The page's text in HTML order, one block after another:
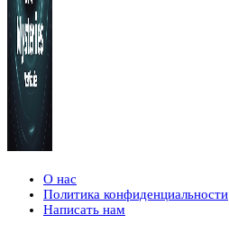
О нас
Политика конфиденциальности
Написать нам